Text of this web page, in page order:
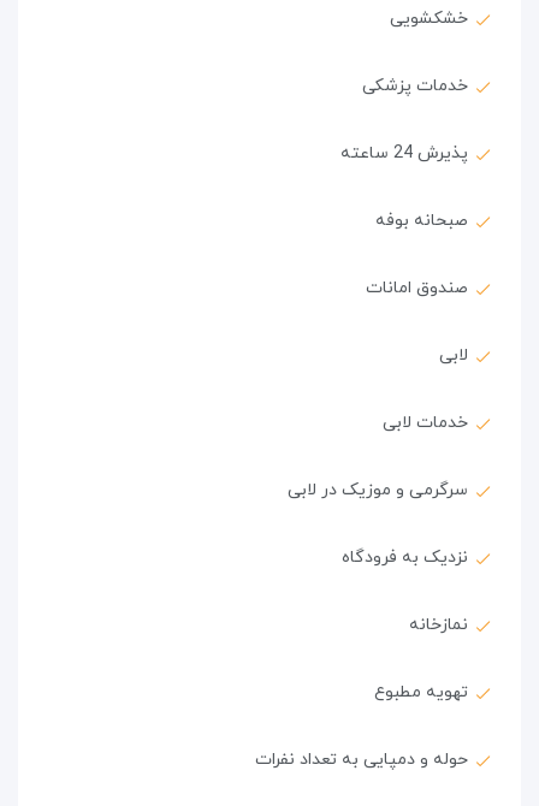
خشکشویی
خدمات پزشکی
پذیرش 24 ساعته
صبحانه بوفه
صندوق امانات
لابی
خدمات لابی
سرگرمی و موزیک در لابی
نزدیک به فرودگاه
نمازخانه
تهویه مطبوع
حوله و دمپایی به تعداد نفرات